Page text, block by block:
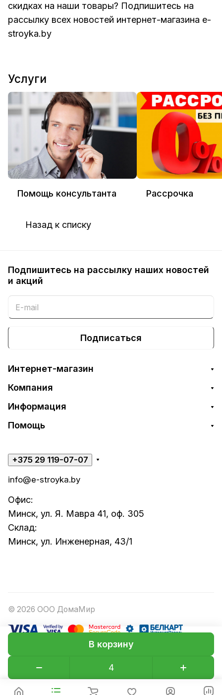
В корзину
скидках на наши товары? Подпишитесь на
рассылку всех новостей интернет-магазина e-
stroyka.by
Услуги
Помощь консультанта Рассрочка
Назад к списку
Подпишитесь на рассылку наших новостей
и акций
Подписаться
Интернет-магазин
Компания
Информация
Помощь
+375 29 119-07-07
info@e-stroyka.by
Офис:
Минск, ул. Я. Мавра 41, оф. 305
Склад:
Минск, ул. Инженерная, 43/1
© 2026 ООО ДомаМир
Конфиденциальность Оферта